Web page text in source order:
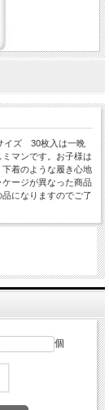
イズ 30枚入は一晩
マンです。お子様は
着のような履き心地
ージが異なった商品
になりますのでご了
個